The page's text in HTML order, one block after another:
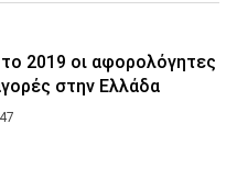
το 2019 οι αφορολόγητες
στην Ελλάδα